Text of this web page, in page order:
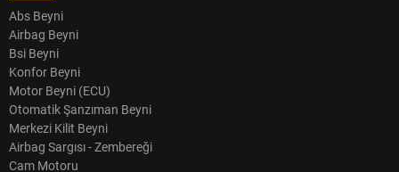
Abs Beyni
Airbag Beyni
Bsi Beyni
Konfor Beyni
Motor Beyni (ECU)
Otomatik Şanzıman Beyni
Merkezi Kilit Beyni
Airbag Sargısı - Zembereği
Cam Motoru